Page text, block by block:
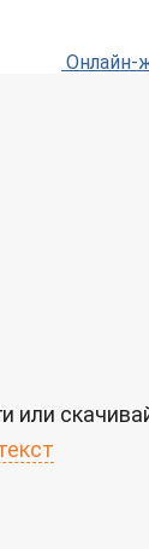
Онлайн-
или